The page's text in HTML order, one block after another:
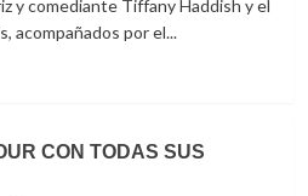
y comediante Tiffany Haddish y el
acompañados por el...
CON TODAS SUS